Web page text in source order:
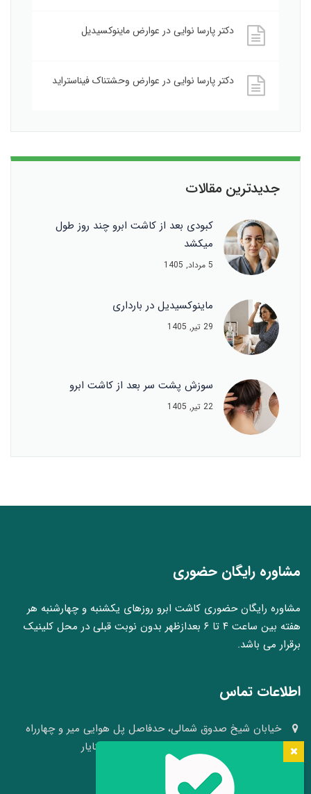
دکتر پارسا نواییدر عوارض ماینوکسیدیل
دکتر پارسا نواییدر عوارض وحشتناک فیناستراید
جدیدترین مقالات
کبودی بعد از کاشت ابرو چند روز طول
میکشد
5 مرداد, 1405
ماینوکسیدیل در بارداری
29 تیر, 1405
سوزش پشت سر بعد از کاشت ابرو
22 تیر, 1405
مشاوره رایگان حضوری
مشاوره رایگان حضوری کاشت ابرو روزهای یکشنبه و چهارشنبه هر
هفته بین ساعت ۴ تا ۶ بعدازظهر بدون نوبت قبلی در محل کلینیک
برقرار می باشد.
اطلاعات تماس
خیابان شیخ صدوق شمالی، حدفاصل پل هوایی میر و چهارراه
وکلا، نبش کوچه ۴۱، کلینیک پوست و مو سینایار